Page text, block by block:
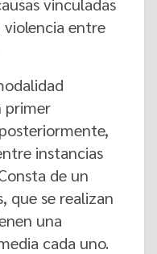
violencia entre
primer
instancias
de un
que se realizan
una
cada uno.